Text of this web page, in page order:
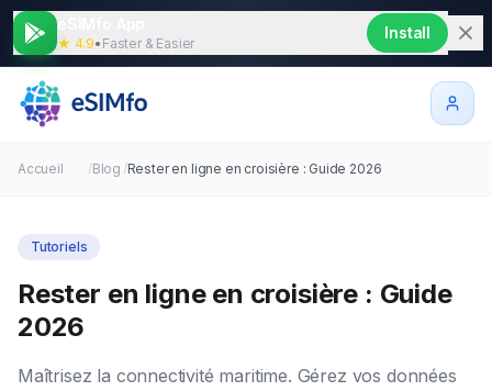
★ 4.9• Faster & Easier
Install
Accueil /Blog /Rester en ligne en croisière : Guide 2026
Tutoriels
Rester en ligne en croisière : Guide
2026
Maîtrisez la connectivité maritime. Gérez vos données